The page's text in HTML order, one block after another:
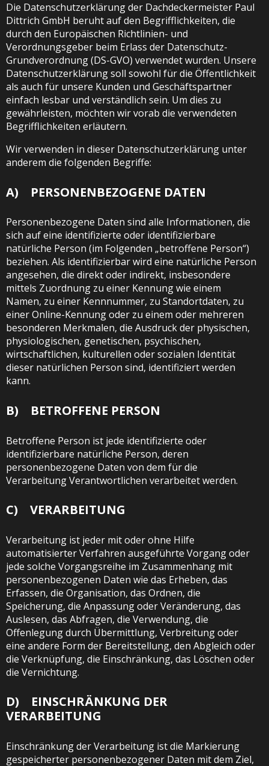
Die Datenschutzerklärung der Dachdeckermeister Paul
Dittrich GmbH beruht auf den Begrifflichkeiten, die
durch den Europäischen Richtlinien- und
Verordnungsgeber beim Erlass der Datenschutz-
Grundverordnung (DS-GVO) verwendet wurden. Unsere
Datenschutzerklärung soll sowohl für die Öffentlichkeit
als auch für unsere Kunden und Geschäftspartner
einfach lesbar und verständlich sein. Um dies zu
gewährleisten, möchten wir vorab die verwendeten
Begrifflichkeiten erläutern.
Wir verwenden in dieser Datenschutzerklärung unter
anderem die folgenden Begriffe:
A) PERSONENBEZOGENE DATEN
Personenbezogene Daten sind alle Informationen, die
sich auf eine identifizierte oder identifizierbare
natürliche Person (im Folgenden „betroffene Person“)
beziehen. Als identifizierbar wird eine natürliche Person
angesehen, die direkt oder indirekt, insbesondere
mittels Zuordnung zu einer Kennung wie einem
Namen, zu einer Kennnummer, zu Standortdaten, zu
einer Online-Kennung oder zu einem oder mehreren
besonderen Merkmalen, die Ausdruck der physischen,
physiologischen, genetischen, psychischen,
wirtschaftlichen, kulturellen oder sozialen Identität
dieser natürlichen Person sind, identifiziert werden
kann.
B) BETROFFENE PERSON
Betroffene Person ist jede identifizierte oder
identifizierbare natürliche Person, deren
personenbezogene Daten von dem für die
Verarbeitung Verantwortlichen verarbeitet werden.
C) VERARBEITUNG
Verarbeitung ist jeder mit oder ohne Hilfe
automatisierter Verfahren ausgeführte Vorgang oder
jede solche Vorgangsreihe im Zusammenhang mit
personenbezogenen Daten wie das Erheben, das
Erfassen, die Organisation, das Ordnen, die
Speicherung, die Anpassung oder Veränderung, das
Auslesen, das Abfragen, die Verwendung, die
Offenlegung durch Übermittlung, Verbreitung oder
eine andere Form der Bereitstellung, den Abgleich oder
die Verknüpfung, die Einschränkung, das Löschen oder
die Vernichtung.
D) EINSCHRÄNKUNG DER
VERARBEITUNG
Einschränkung der Verarbeitung ist die Markierung
gespeicherter personenbezogener Daten mit dem Ziel,